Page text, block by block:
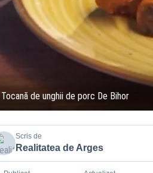
Tocană de unghii de porc De Bihor
Scris de
Realitatea de Arges